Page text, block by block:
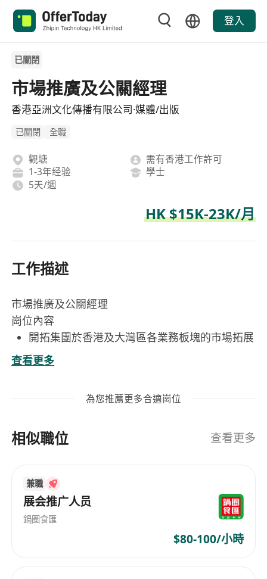
登入
已關閉
市場推廣及公關經理
香港亞洲文化傳播有限公司·媒體/出版
已關閉 全職
觀塘
需有香港工作許可
1-3年经验
學士
5天/週
HK $15K-23K/月
工作描述
市場推廣及公關經理
崗位內容
開拓集團於香港及大灣區各業務板塊的市場拓展
與商業機會開發，涵蓋視頻內容策劃與製作、品
牌活動策劃與執行、媒體關係管理及公共關係策
提供整合式營銷與公關諮詢服務，透過策略性傳
作黏性
及推廣方案
為新舊客戶量身定製全方位傳播策略，包括社交
媒體話題規劃、KOL/KOC協作方案、新聞稿撰
寫、媒體投放策略及線下活動整合執行
查看更多
為您推薦更多合適崗位
相似職位 查看更多
兼職
展会推广人员
鍋圈食匯
$80-100/小時